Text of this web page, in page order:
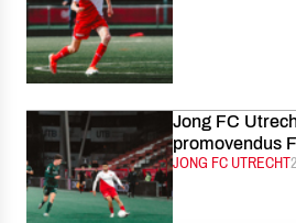
Jong FC
promovendus
CATEGORIE:
JONG FC UTRECHT